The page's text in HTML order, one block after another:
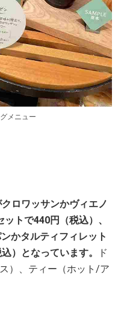
メニュー
ロワッサンかヴィエノ
トで440円（税込）、
かタルティフィレット
）となっています。
ド
）、ティー（ホット/ア